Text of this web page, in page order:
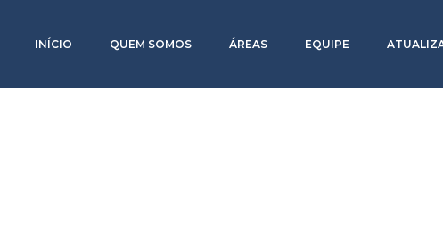
INÍCIO QUEM SOMOS ÁREAS EQUIPE